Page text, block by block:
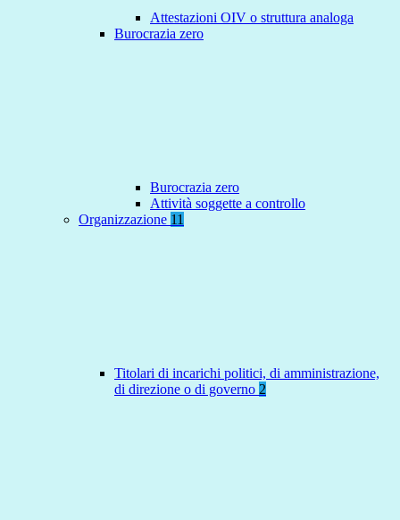
Attestazioni OIV o struttura analoga
Burocrazia zero
Burocrazia zero
Attività soggette a controllo
Organizzazione 11
Titolari di incarichi politici, di amministrazione,
di direzione o di governo 2